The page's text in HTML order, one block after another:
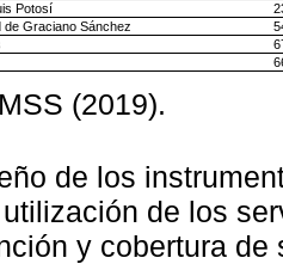
Potosí
de Graciano Sánchez
(2019).
de los
de los
y cobertura